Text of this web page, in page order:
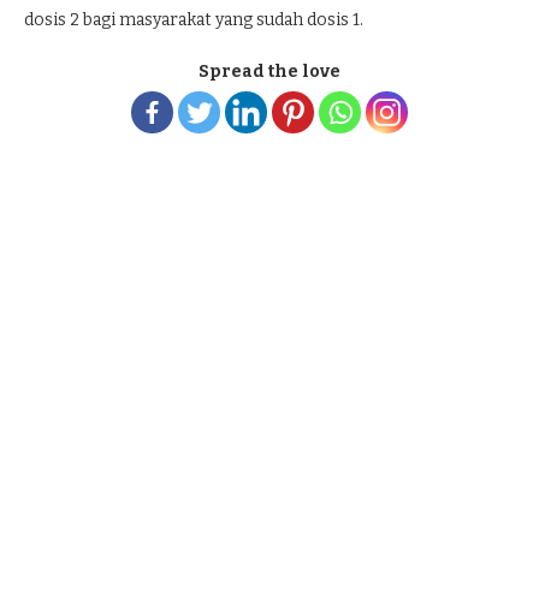
dosis 2 bagi masyarakat yang sudah dosis 1.
Spread the love